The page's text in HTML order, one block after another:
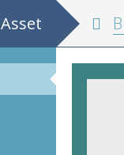
Asset B